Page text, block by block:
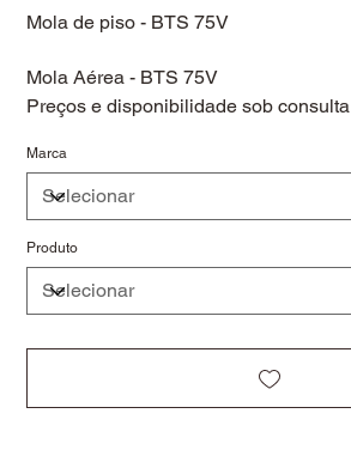
Mola de piso - BTS 75V
Mola Aérea - BTS 75V
Preços e disponibilidade sob consulta
Marca
Produto